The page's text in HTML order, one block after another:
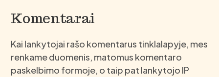
Komentarai
Kai lankytojai rašo komentarus tinklalapyje, mes
renkame duomenis, matomus komentaro
paskelbimo formoje, o taip pat lankytojo IP